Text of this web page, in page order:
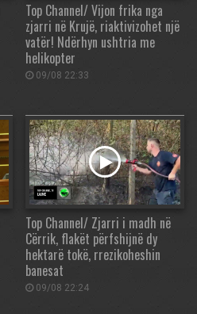
Top Channel/ Vijon frika nga
zjarri në Krujë, riaktivizohet një
vatër! Ndërhyn ushtria me
helikopter
09/08 22:33
Top Channel/ Zjarri i madh në
Cërrik, flakët përfshijnë dy
hektarë tokë, rrezikoheshin
banesat
09/08 22:24